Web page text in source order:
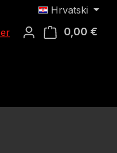
Hrvatski
0,00 €